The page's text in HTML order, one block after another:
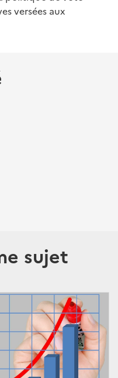
versées aux
sujet